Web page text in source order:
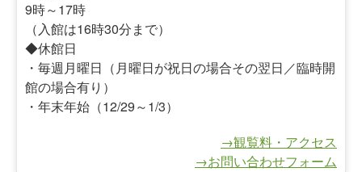
9時～17時
（入館は16時30分まで）
◆休館日
・毎週月曜日（月曜日が祝日の場合その翌日／臨時開
館の場合有り）
・年末年始（12/29～1/3）
→観覧料・アクセス
→お問い合わせフォーム